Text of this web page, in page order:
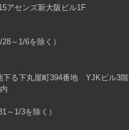
アセンズ新大阪ビル1F
～1/6を除く）
下る下丸屋町394番地 YJKビル3階
1/3を除く）